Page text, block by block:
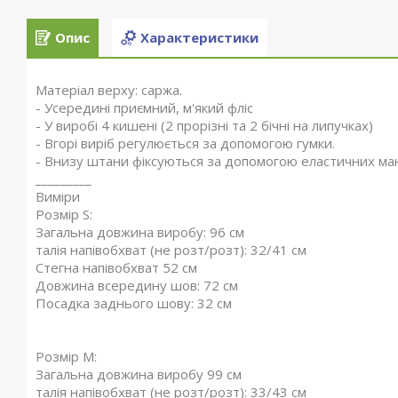
Опис Характеристики
Матеріал верху: саржа.
- Усередині приємний, м'який фліс
- У виробі 4 кишені (2 прорізні та 2 бічні на липучках)
- Вгорі виріб регулюється за допомогою гумки.
- Внизу штани фіксуються за допомогою еластичних
Виміри
Розмір S:
Загальна довжина виробу: 96 см
талія напівобхват (не розт/розт): 32/41 см
Стегна напівобхват 52 см
Довжина всередину шов: 72 см
Посадка заднього шову: 32 см
Розмір M:
Загальна довжина виробу 99 см
талія напівобхват (не розт/розт): 33/43 см